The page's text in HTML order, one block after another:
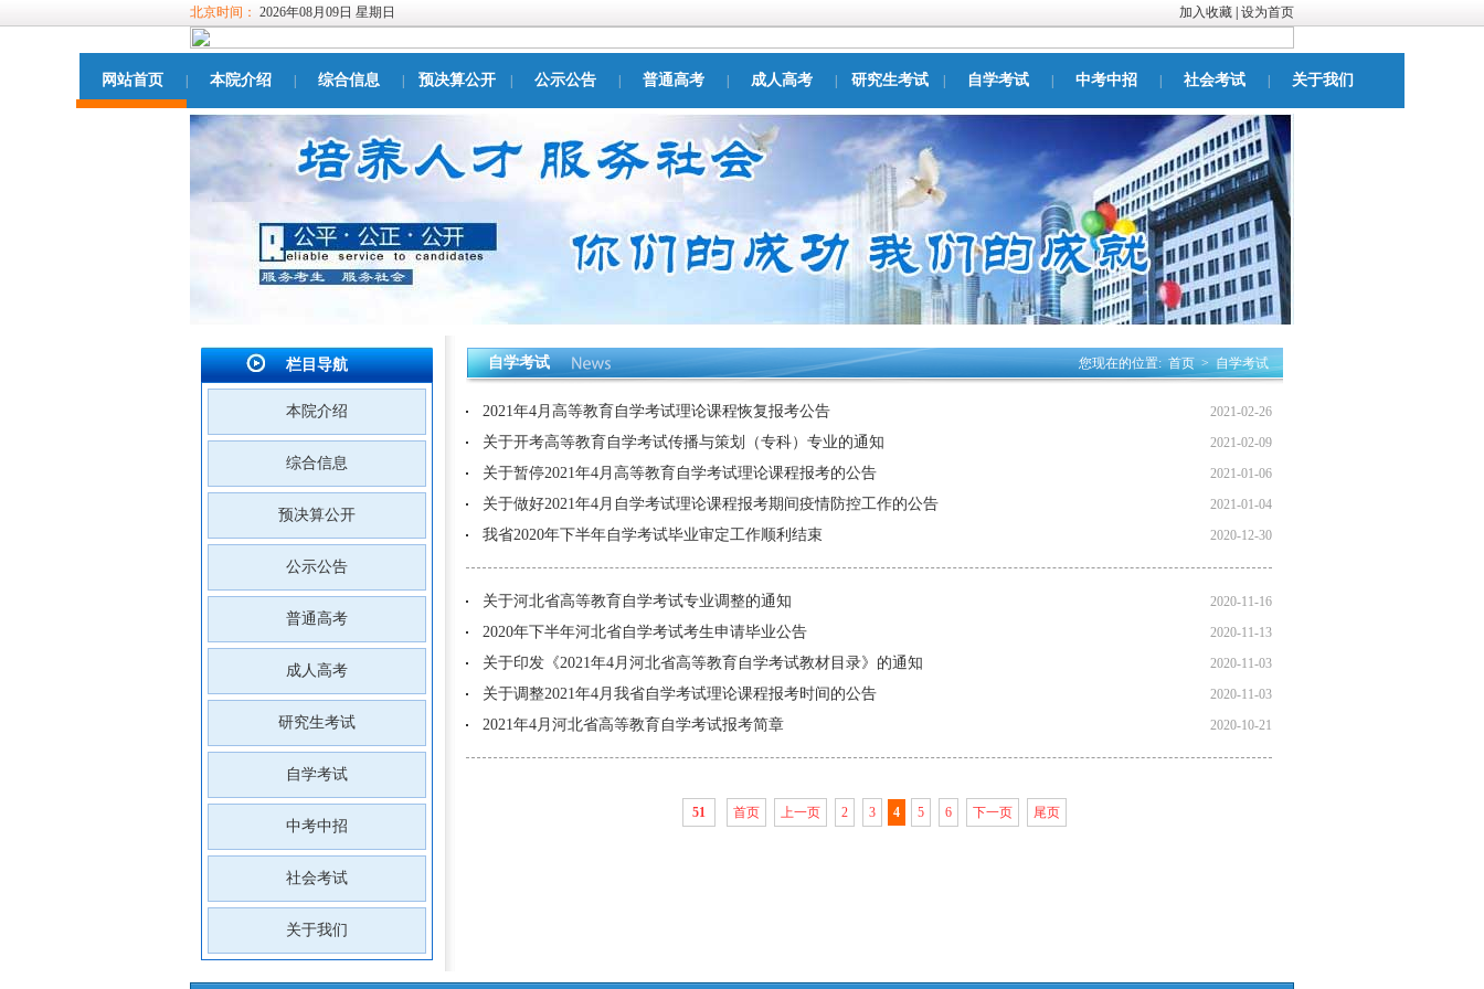
加入收藏 设为首页
北京时间： 2026年08月09日 星期日
网站首页 本院介绍 综合信息 预决算公开 公示公告 普通高考 成人高考 研究生考试 自学考试 中考中招 社会考试 关于我们
栏目导航
本院介绍
综合信息
预决算公开
公示公告
普通高考
成人高考
研究生考试
自学考试
中考中招
社会考试
关于我们
您现在的位置: 首页 > 自学考试
自学考试
2021-02-26
2021年4月高等教育自学考试理论课程恢复报考公告
2021-02-09
关于开考高等教育自学考试传播与策划（专科）专业的通知
2021-01-06
关于暂停2021年4月高等教育自学考试理论课程报考的公告
2021-01-04
关于做好2021年4月自学考试理论课程报考期间疫情防控工作的公告
2020-12-30
我省2020年下半年自学考试毕业审定工作顺利结束
2020-11-16
关于河北省高等教育自学考试专业调整的通知
2020-11-13
2020年下半年河北省自学考试考生申请毕业公告
2020-11-03
关于印发《2021年4月河北省高等教育自学考试教材目录》的通知
2020-11-03
关于调整2021年4月我省自学考试理论课程报考时间的公告
2020-10-21
2021年4月河北省高等教育自学考试报考简章
51 首页 上一页 2 3 4 5 6 下一页 尾页